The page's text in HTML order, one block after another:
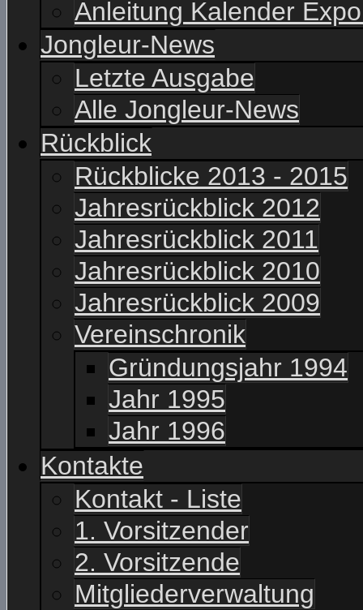
Anleitung Kalender
Jongleur-News
Letzte Ausgabe
Alle Jongleur-News
Rückblick
Rückblicke 2013 - 2015
Jahresrückblick 2012
Jahresrückblick 2011
Jahresrückblick 2010
Jahresrückblick 2009
Vereinschronik
Gründungsjahr 1994
Jahr 1995
Jahr 1996
Kontakte
Kontakt - Liste
1. Vorsitzender
2. Vorsitzende
Mitgliederverwaltung